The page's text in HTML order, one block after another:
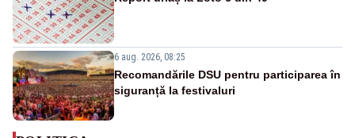
6 aug. 2026, 08:25
Recomandările DSU pentru participarea în
siguranță la festivaluri